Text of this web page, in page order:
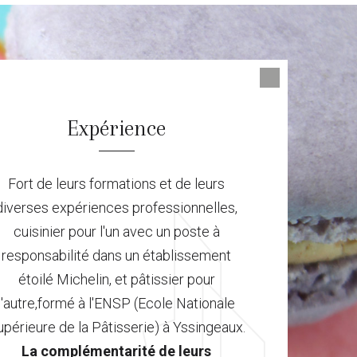
Expérience
Fort de leurs formations et de leurs
expériences professionnelles,
cuisinier pour l'un avec un poste à
responsabilité dans un établissement
étoilé Michelin, et pâtissier pour
à l'ENSP (Ecole Nationale
de la Pâtisserie) à Yssingeaux.
La complémentarité de leurs